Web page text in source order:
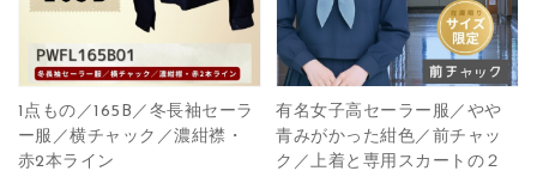
1点もの／165B／冬長袖セーラ
ー服／横チャック／濃紺襟・
赤2本ライン
有名女子高セーラー服／やや
青みがかった紺色／前チャッ
ク／上着と専用スカートの２